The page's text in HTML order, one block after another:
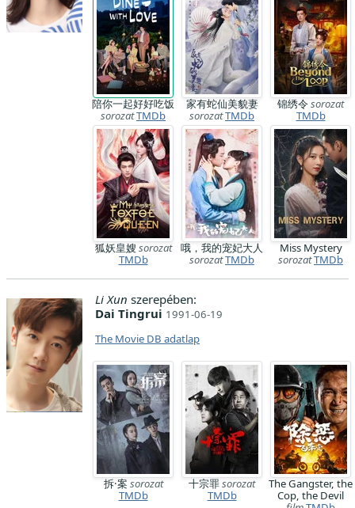
陪你一起好好吃饭
sorozatTMDb
家有蛇仙美貌妻
sorozatTMDb
锦绣令sorozat
TMDb
狐妖皇嫂 sorozat
TMDb
哦，我的宠妃大人
sorozatTMDb
Miss Mystery
sorozatTMDb
Li Xun szerepében:
Dai Tingrui 1991-06-19
The Movie DB adatlap
拆·案 sorozat
TMDb
十宗罪sorozat
TMDb
The Gangster, the
Cop, the Devil